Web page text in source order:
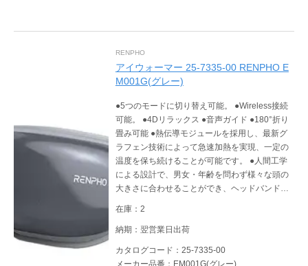
RENPHO
アイウォーマー 25-7335-00 RENPHO E
M001G(グレー)
●5つのモードに切り替え可能。 ●Wireless接続
可能。 ●4Dリラックス ●音声ガイド ●180°折り
畳み可能 ●熱伝導モジュールを採用し、最新グ
ラフェン技術によって急速加熱を実現、一定の
温度を保ち続けることが可能です。 ●人間工学
による設計で、男女・年齢を問わず様々な頭の
大きさに合わせることができ、ヘッドバンドで
お楽しみいただけます。 ●USB充電式でコンセ
ントやパソコン、車内電源などから充電でき、
用の際にコードが絡まることがなく安心です。
在庫：2
納期：翌営業日出荷
カタログコード：25-7335-00
メーカー品番：EM001G(グレー)